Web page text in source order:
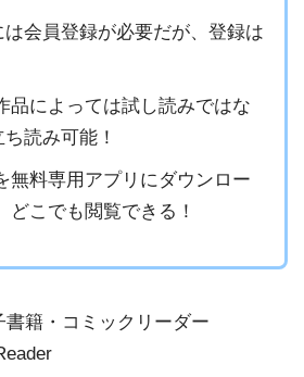
は会員登録が必要だが、登録は
品によっては試し読みではな
ち読み可能！
無料専用アプリにダウンロー
どこでも閲覧できる！
書籍・コミックリーダー